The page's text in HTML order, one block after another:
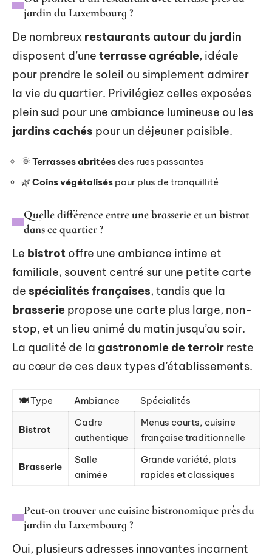
jardin du Luxembourg ?
De nombreux restaurants autour du jardin
disposent d’une terrasse agréable, idéale
pour prendre le soleil ou simplement admirer
la vie du quartier. Privilégiez celles exposées
plein sud pour une ambiance lumineuse ou les
jardins cachés pour un déjeuner paisible.
🌞 Terrasses abritées des rues passantes
🌿 Coins végétalisés pour plus de tranquillité
Quelle différence entre une brasserie et un bistrot
dans ce quartier ?
Le bistrot offre une ambiance intime et
familiale, souvent centré sur une petite carte
de spécialités françaises, tandis que la
brasserie propose une carte plus large, non-
stop, et un lieu animé du matin jusqu’au soir.
La qualité de la gastronomie de terroir reste
au cœur de ces deux types d’établissements.
🍽️ Type Ambiance Spécialités
Bistrot
Cadre
authentique
Menus courts, cuisine
française traditionnelle
Brasserie
Salle
animée
Grande variété, plats
rapides et classiques
Peut-on trouver une cuisine bistronomique près du
jardin du Luxembourg ?
Oui, plusieurs adresses innovantes incarnent